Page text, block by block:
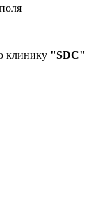
клинику "SDC"